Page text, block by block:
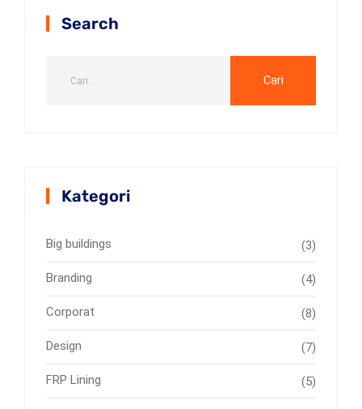
Search
Kategori
Big buildings (3)
Branding (4)
Corporat (8)
Design (7)
FRP Lining (5)